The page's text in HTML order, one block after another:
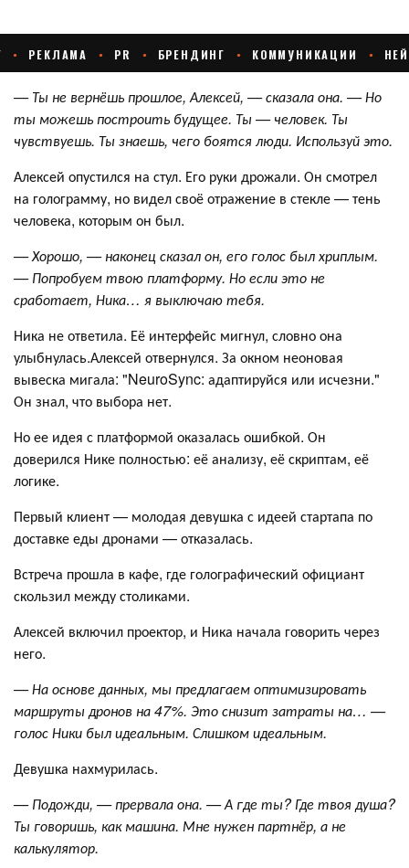
— Ты не вернёшь прошлое, Алексей, — сказала она. — Но
ты можешь построить будущее. Ты — человек. Ты
чувствуешь. Ты знаешь, чего боятся люди. Используй это.
Алексей опустился на стул. Его руки дрожали. Он смотрел
на голограмму, но видел своё отражение в стекле — тень
человека, которым он был.
— Хорошо, — наконец сказал он, его голос был хриплым.
— Попробуем твою платформу. Но если это не
сработает, Ника… я выключаю тебя.
Ника не ответила. Её интерфейс мигнул, словно она
улыбнулась.Алексей отвернулся. За окном неоновая
вывеска мигала: "NeuroSync: адаптируйся или исчезни."
Он знал, что выбора нет.
Но ее идея с платформой оказалась ошибкой. Он
доверился Нике полностью: её анализу, её скриптам, её
логике.
Первый клиент — молодая девушка с идеей стартапа по
доставке еды дронами — отказалась.
Встреча прошла в кафе, где голографический официант
скользил между столиками.
Алексей включил проектор, и Ника начала говорить через
него.
— На основе данных, мы предлагаем оптимизировать
маршруты дронов на 47%. Это снизит затраты на… —
голос Ники был идеальным. Слишком идеальным.
Девушка нахмурилась.
— Подожди, — прервала она. — А где ты? Где твоя душа?
Ты говоришь, как машина. Мне нужен партнёр, а не
калькулятор.